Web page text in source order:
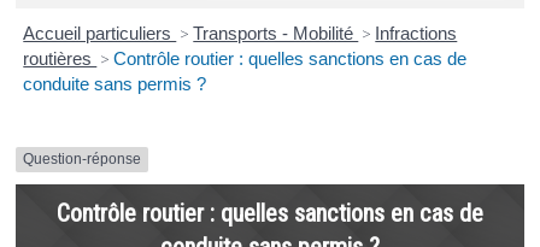
Accueil particuliers > Transports - Mobilité > Infractions
routières > Contrôle routier : quelles sanctions en cas de
conduite sans permis ?
Question-réponse
Contrôle routier : quelles sanctions en cas de